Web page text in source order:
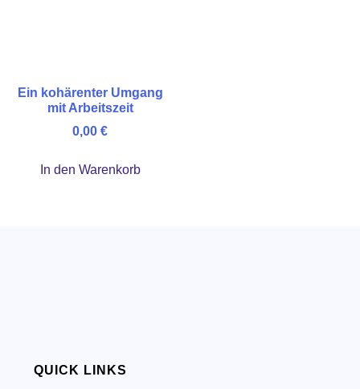
Ein kohärenter Umgang
mit Arbeitszeit
0,00 €
In den Warenkorb
QUICK LINKS